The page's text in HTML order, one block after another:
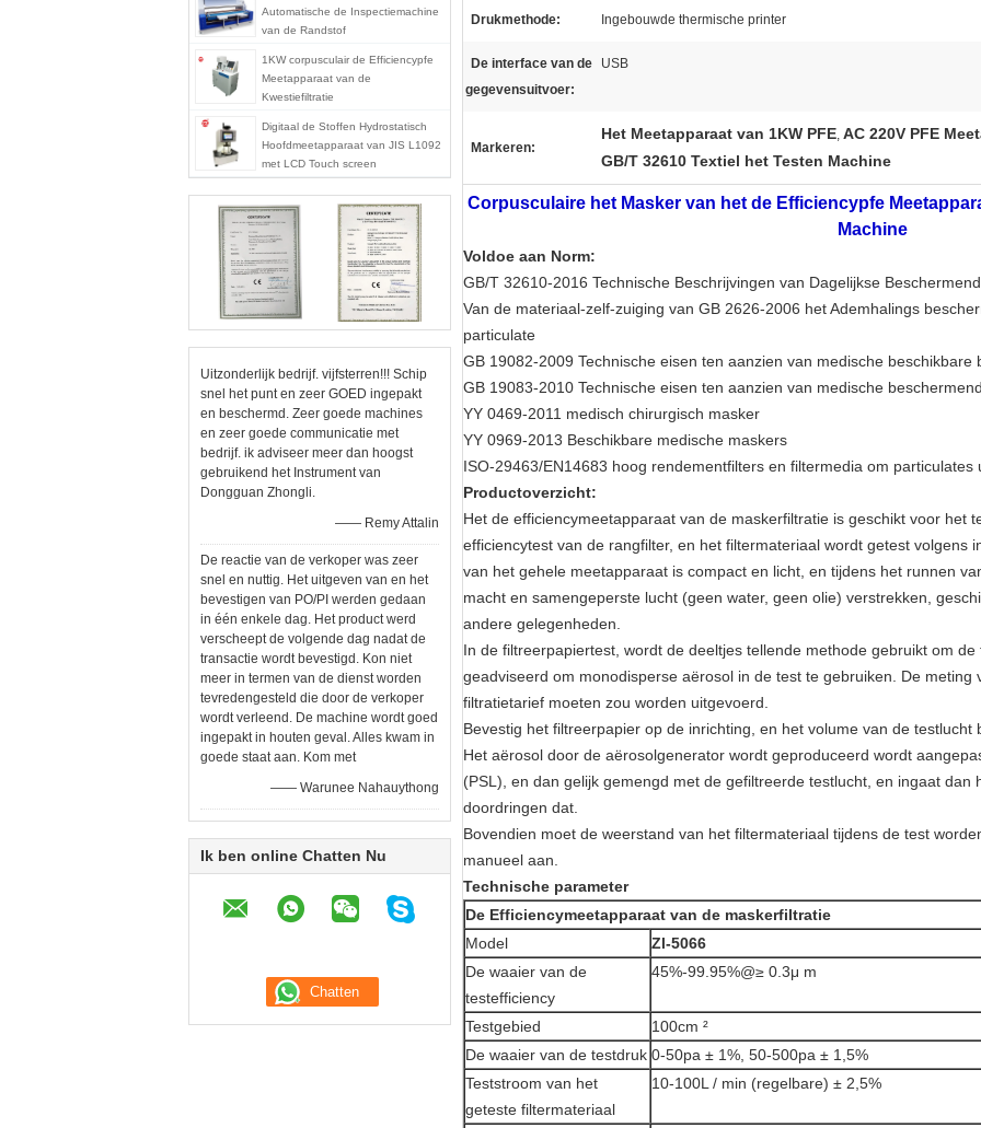
Automatische de Inspectiemachine
van de Randstof
1KW corpusculair de Efficiencypfe
Meetapparaat van de
Kwestiefiltratie
Digitaal de Stoffen Hydrostatisch
Hoofdmeetapparaat van JIS L1092
met LCD Touch screen
Uitzonderlijk bedrijf. vijfsterren!!! Schip
snel het punt en zeer GOED ingepakt
en beschermd. Zeer goede machines
en zeer goede communicatie met
bedrijf. ik adviseer meer dan hoogst
gebruikend het Instrument van
Dongguan Zhongli.
—— Remy Attalin
De reactie van de verkoper was zeer
snel en nuttig. Het uitgeven van en het
bevestigen van PO/PI werden gedaan
in één enkele dag. Het product werd
verscheept de volgende dag nadat de
transactie wordt bevestigd. Kon niet
meer in termen van de dienst worden
tevredengesteld die door de verkoper
wordt verleend. De machine wordt goed
ingepakt in houten geval. Alles kwam in
goede staat aan. Kom met
—— Warunee Nahauythong
Ik ben online Chatten Nu
Drukmethode: Ingebouwde thermische printer
De interface van de
gegevensuitvoer:
USB
Markeren:
Het Meetapparaat van 1KW PFE, AC 220V PFE
GB/T 32610 Textiel het Testen Machine
Corpusculaire het Masker van het de Efficiencypfe
Machine
Voldoe aan Norm:
GB/T 32610-2016 Technische Beschrijvingen van Dagelijkse
Van de materiaal-zelf-zuiging van GB 2626-2006 het Ademhalings
particulate
GB 19082-2009 Technische eisen ten aanzien van medische beschikbare
GB 19083-2010 Technische eisen ten aanzien van medische
YY 0469-2011 medisch chirurgisch masker
YY 0969-2013 Beschikbare medische maskers
ISO-29463/EN14683 hoog rendementfilters en filtermedia om particulates
Productoverzicht:
Het de efficiencymeetapparaat van de maskerfiltratie is geschikt voor het
efficiencytest van de rangfilter, en het filtermateriaal wordt getest volgens
van het gehele meetapparaat is compact en licht, en tijdens het runnen
macht en samengeperste lucht (geen water, geen olie) verstrekken,
andere gelegenheden.
In de filtreerpapiertest, wordt de deeltjes tellende methode gebruikt om
geadviseerd om monodisperse aërosol in de test te gebruiken. De
filtratietarief moeten zou worden uitgevoerd.
Bevestig het filtreerpapier op de inrichting, en het volume van de
Het aërosol door de aërosolgenerator wordt geproduceerd wordt
(PSL), en dan gelijk gemengd met de gefiltreerde testlucht, en ingaat
doordringen dat.
Bovendien moet de weerstand van het filtermateriaal tijdens de test
manueel aan.
Technische parameter
De Efficiencymeetapparaat van de maskerfiltratie
Model
Zl-5066
De waaier van de
testefficiency
45%-99.95%@≥ 0.3μ m
Testgebied
100cm ²
De waaier van de testdruk 0-50pa ± 1%, 50-500pa ± 1,5%
Teststroom van het
geteste filtermateriaal
10-100L / min (regelbare) ± 2,5%